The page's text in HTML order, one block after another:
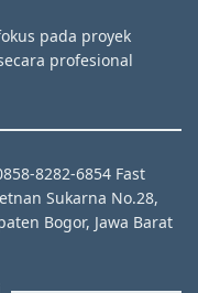
pada proyek
profesional
8282-6854 Fast
Sukarna No.28,
Bogor, Jawa Barat